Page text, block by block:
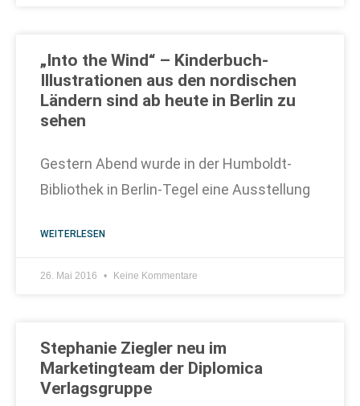
„Into the Wind“ – Kinderbuch-
Illustrationen aus den nordischen
Ländern sind ab heute in Berlin zu
sehen
Gestern Abend wurde in der Humboldt-
Bibliothek in Berlin-Tegel eine Ausstellung
WEITERLESEN
26. Mai 2016 Keine Kommentare
Stephanie Ziegler neu im
Marketingteam der Diplomica
Verlagsgruppe